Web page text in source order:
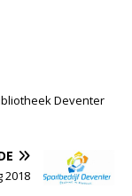
Deventer
2018